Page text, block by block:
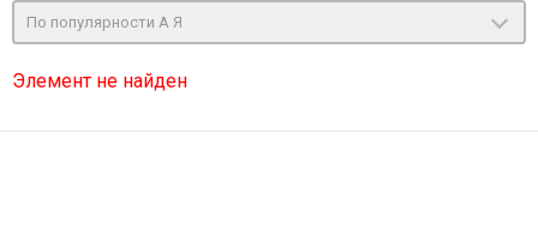
По популярности А Я
Элемент не найден